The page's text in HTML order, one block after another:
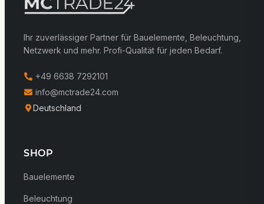
Ihr zuverlässiger Partner für Bauelemente, Beleuchtung,
Netzwerk und mehr. Profi-Qualität für jeden Bedarf.
+49 6638 7292101
info@mctrade24.com
Deutschland
SHOP
Bauelemente
Beleuchtung